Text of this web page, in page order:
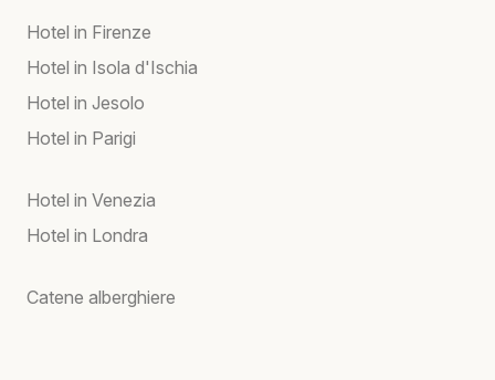
Hotel in Firenze
Hotel in Isola d'Ischia
Hotel in Jesolo
Hotel in Parigi
Hotel in Venezia
Hotel in Londra
Catene alberghiere